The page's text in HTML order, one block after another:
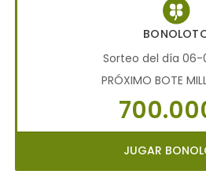
Sorteo del día
PRÓXIMO BOTE
JUGAR